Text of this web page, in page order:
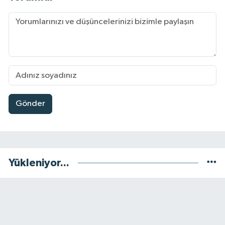
Gönder
Yükleniyor...